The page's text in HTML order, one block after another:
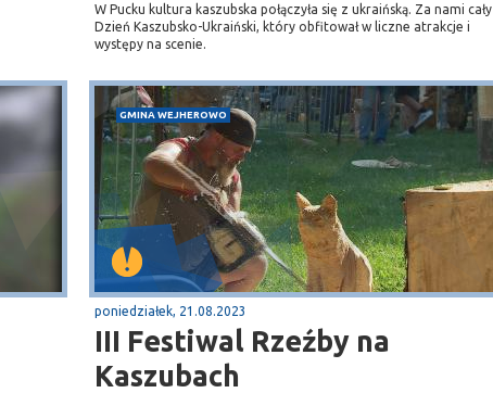
W Pucku kultura kaszubska połączyła się z ukraińską. Za nami cały
Dzień Kaszubsko-Ukraiński, który obfitował w liczne atrakcje i
występy na scenie.
GMINA WEJHEROWO
poniedziałek, 21.08.2023
III Festiwal Rzeźby na
Kaszubach